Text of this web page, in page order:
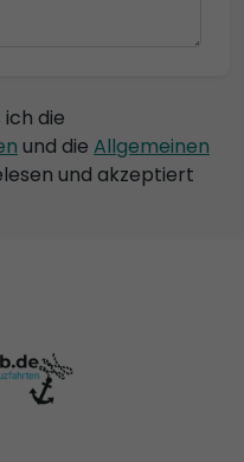
die
und die Allgemeinen
und akzeptiert